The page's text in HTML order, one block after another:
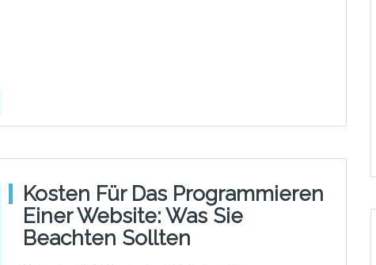
Kosten Für Das Programmieren
Einer Website: Was Sie
Beachten Sollten